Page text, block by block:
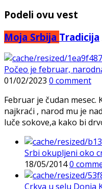
Podeli ovu vest
Moja Srbija Tradicija
Počeo je februar,
01/02/2023 0 comment
Februar je čudan
najkraći , narod mu je
luče sokove,a kako bi
Srbi okupljeni oko
18/05/20140
Crkva u selu Donja